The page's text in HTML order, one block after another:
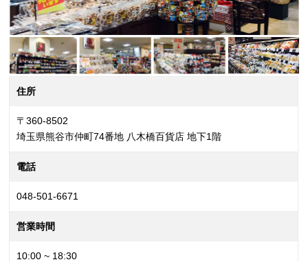
住所
〒360-8502
埼玉県熊谷市仲町74番地 八木橋百貨店 地下1階
電話
048-501-6671
営業時間
10:00 ~ 18:30